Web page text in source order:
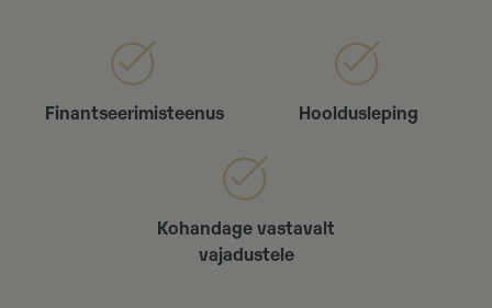
Finantseerimisteenus Hooldusleping
Kohandage vastavalt
vajadustele